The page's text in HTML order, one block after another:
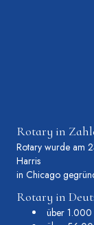
Rotary in
Rotary wurde am
Harris
in Chicago
Rotary in
über 1.000